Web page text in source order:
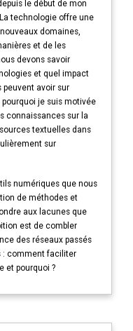
le début de mon
technologie offre une
domaines,
et de les
devons savoir
et quel impact
avoir sur
je suis motivée
connaissances sur la
textuelles dans
sur
numériques que nous
de méthodes et
aux lacunes que
est de combler
des réseaux passés
: comment faciliter
et pourquoi ?